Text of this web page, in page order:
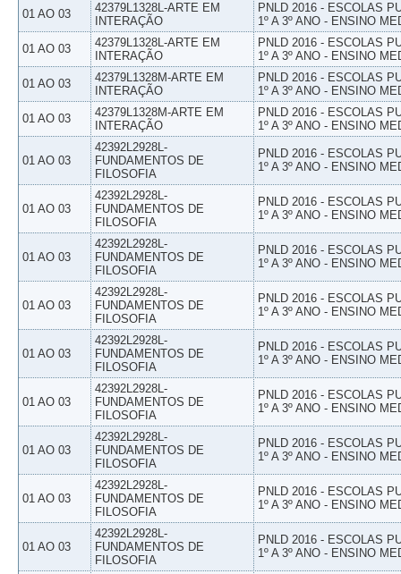
01 AO 03
42379L1328L-ARTE EM
INTERAÇÃO
PNLD 2016 - ESCOLAS
1º A 3º ANO - ENSINO
01 AO 03
42379L1328L-ARTE EM
INTERAÇÃO
PNLD 2016 - ESCOLAS
1º A 3º ANO - ENSINO
01 AO 03
42379L1328M-ARTE EM
INTERAÇÃO
PNLD 2016 - ESCOLAS
1º A 3º ANO - ENSINO
01 AO 03
42379L1328M-ARTE EM
INTERAÇÃO
PNLD 2016 - ESCOLAS
1º A 3º ANO - ENSINO
01 AO 03
42392L2928L-
FUNDAMENTOS DE
FILOSOFIA
PNLD 2016 - ESCOLAS
1º A 3º ANO - ENSINO
01 AO 03
42392L2928L-
FUNDAMENTOS DE
FILOSOFIA
PNLD 2016 - ESCOLAS
1º A 3º ANO - ENSINO
01 AO 03
42392L2928L-
FUNDAMENTOS DE
FILOSOFIA
PNLD 2016 - ESCOLAS
1º A 3º ANO - ENSINO
01 AO 03
42392L2928L-
FUNDAMENTOS DE
FILOSOFIA
PNLD 2016 - ESCOLAS
1º A 3º ANO - ENSINO
01 AO 03
42392L2928L-
FUNDAMENTOS DE
FILOSOFIA
PNLD 2016 - ESCOLAS
1º A 3º ANO - ENSINO
01 AO 03
42392L2928L-
FUNDAMENTOS DE
FILOSOFIA
PNLD 2016 - ESCOLAS
1º A 3º ANO - ENSINO
01 AO 03
42392L2928L-
FUNDAMENTOS DE
FILOSOFIA
PNLD 2016 - ESCOLAS
1º A 3º ANO - ENSINO
01 AO 03
42392L2928L-
FUNDAMENTOS DE
FILOSOFIA
PNLD 2016 - ESCOLAS
1º A 3º ANO - ENSINO
01 AO 03
42392L2928L-
FUNDAMENTOS DE
FILOSOFIA
PNLD 2016 - ESCOLAS
1º A 3º ANO - ENSINO